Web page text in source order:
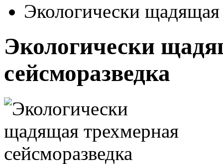
Экологически щадящая
Экологически
сейсморазведка